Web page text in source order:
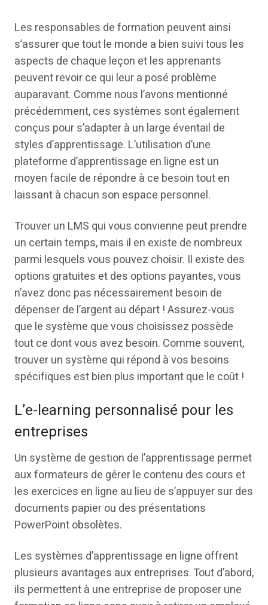
Les responsables de formation peuvent ainsi
s’assurer que tout le monde a bien suivi tous les
aspects de chaque leçon et les apprenants
peuvent revoir ce qui leur a posé problème
auparavant. Comme nous l’avons mentionné
précédemment, ces systèmes sont également
conçus pour s’adapter à un large éventail de
styles d’apprentissage. L’utilisation d’une
plateforme d’apprentissage en ligne est un
moyen facile de répondre à ce besoin tout en
laissant à chacun son espace personnel.
Trouver un LMS qui vous convienne peut prendre
un certain temps, mais il en existe de nombreux
parmi lesquels vous pouvez choisir. Il existe des
options gratuites et des options payantes, vous
n’avez donc pas nécessairement besoin de
dépenser de l’argent au départ ! Assurez-vous
que le système que vous choisissez possède
tout ce dont vous avez besoin. Comme souvent,
trouver un système qui répond à vos besoins
spécifiques est bien plus important que le coût !
L’e-learning personnalisé pour les
entreprises
Un système de gestion de l’apprentissage permet
aux formateurs de gérer le contenu des cours et
les exercices en ligne au lieu de s’appuyer sur des
documents papier ou des présentations
PowerPoint obsolètes.
Les systèmes d’apprentissage en ligne offrent
plusieurs avantages aux entreprises. Tout d’abord,
ils permettent à une entreprise de proposer une